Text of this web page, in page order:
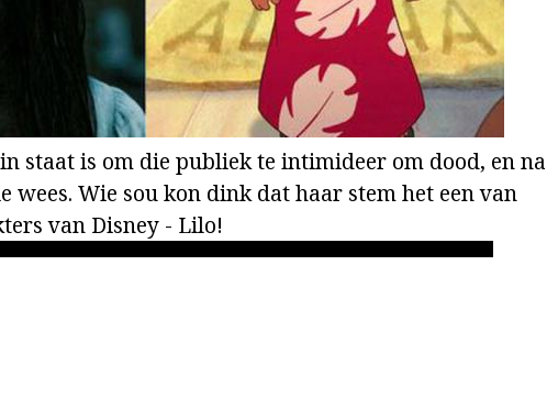
staat is om die publiek te intimideer om dood, en na
wees. Wie sou kon dink dat haar stem het een van
van Disney - Lilo!